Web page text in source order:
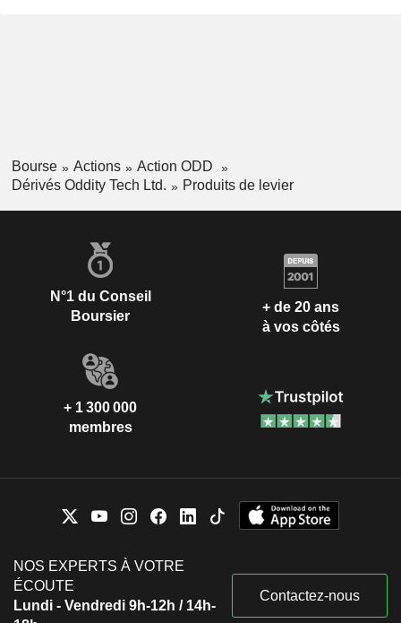
Bourse Actions
Action ODD
Dérivés Oddity Tech Ltd.
Produits de levier
N°1 du Conseil
Boursier
+ de 20 ans
à vos côtés
+ 1 300 000
membres
NOS EXPERTS À VOTRE
ÉCOUTE
Lundi - Vendredi 9h-12h / 14h-
Contactez-nous